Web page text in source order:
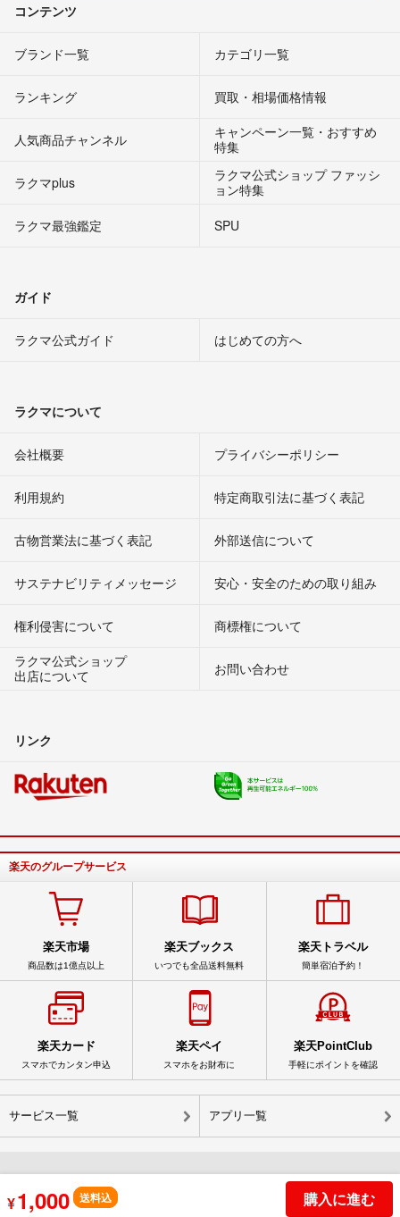
¥1,000 送料込 購入に進む
コンテンツ
ブランド一覧 カテゴリ一覧
ランキング 買取・相場価格情報
人気商品チャンネル
キャンペーン一覧・おすすめ
特集
ラクマplus
ラクマ公式ショップ ファッシ
ョン特集
ラクマ最強鑑定
SPU
ガイド
ラクマ公式ガイド はじめての方へ
ラクマについて
会社概要 プライバシーポリシー
利用規約 特定商取引法に基づく表記
古物営業法に基づく表記 外部送信について
サステナビリティメッセージ 安心・安全のための取り組み
権利侵害について
商標権について
ラクマ公式ショップ
出店について
お問い合わせ
リンク
楽天のグループサービス
楽天市場
商品数は1億点以上
楽天ブックス
いつでも全品送料無料
楽天トラベル
簡単宿泊予約！
楽天カード
スマホでカンタン申込
楽天ペイ
スマホをお財布に
楽天PointClub
手軽にポイントを確認
サービス一覧 アプリ一覧